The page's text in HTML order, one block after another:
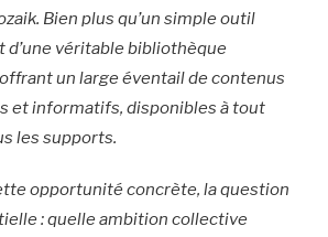
Bien plus qu’un simple outil
d’une véritable bibliothèque
un large éventail de contenus
et informatifs, disponibles à tout
les supports.
opportunité concrète, la question
: quelle ambition collective